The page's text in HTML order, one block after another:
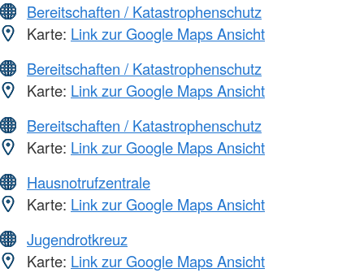
Bereitschaften / Katastrophenschutz
Karte: Link zur Google Maps Ansicht
Bereitschaften / Katastrophenschutz
Karte: Link zur Google Maps Ansicht
Bereitschaften / Katastrophenschutz
Karte: Link zur Google Maps Ansicht
Hausnotrufzentrale
Karte: Link zur Google Maps Ansicht
Jugendrotkreuz
Karte: Link zur Google Maps Ansicht